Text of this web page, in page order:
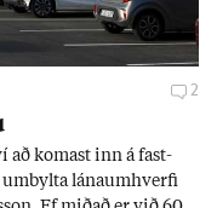
2
að kom­ast inn á fast­
lánaum­hverfi